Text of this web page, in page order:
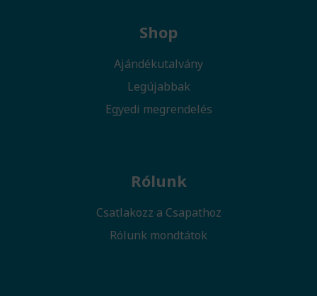
Shop
Ajándékutalvány
Legújabbak
Egyedi megrendelés
Rólunk
Csatlakozz a Csapathoz
Rólunk mondtátok